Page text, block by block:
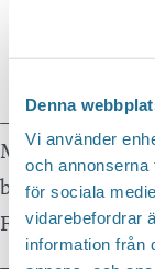
Denna
Vi använder
och annonserna
för sociala
vidarebefordrar
information från
Matchen sänds
bandypuls.se.
Följ matchen